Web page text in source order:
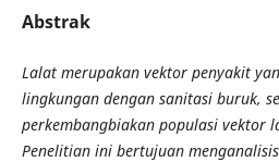
Abstrak
Lalat merupakan vektor penyakit
lingkungan dengan sanitasi buruk,
perkembangbiakan populasi vektor
Penelitian ini bertujuan